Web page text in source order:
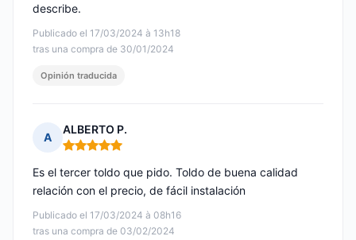
Publicado el 17/03/2024 à 13h18
tras una compra de 30/01/2024
describe.
Opinión traducida
A
ALBERTO P.
Nota: 5 de 5
Publicado el 17/03/2024 à 08h16
tras una compra de 03/02/2024
Es el tercer toldo que pido. Toldo de buena calidad
relación con el precio, de fácil instalación